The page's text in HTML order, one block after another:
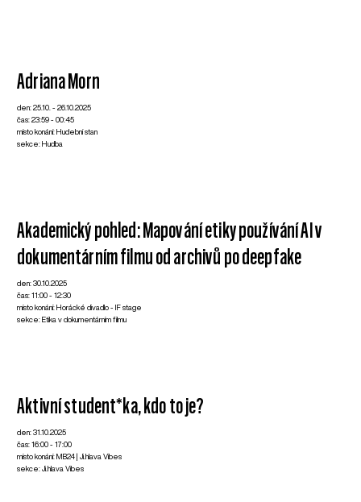
Adriana Morn
den: 25.10. - 26.10.2025
čas: 23:59 - 00:45
místo konání: Hudební stan
sekce: Hudba
Akademický pohled: Mapování etiky používání AI v
dokumentárním filmu od archivů po deepfake
den: 30.10.2025
čas: 11:00 - 12:30
místo konání: Horácké divadlo - IF stage
sekce: Etika v dokumentárním filmu
Aktivní student*ka, kdo to je?
den: 31.10.2025
čas: 16:00 - 17:00
místo konání: MB24 | Ji.hlava Vibes
sekce: Ji.hlava Vibes